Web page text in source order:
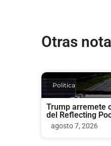
Otras
Politica
Trump arremete
del Reflecting
agosto 7, 2026